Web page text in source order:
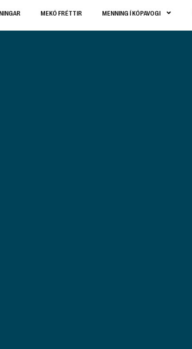
MEKÓ FRÉTTIR MENNING Í KÓPAVOGI